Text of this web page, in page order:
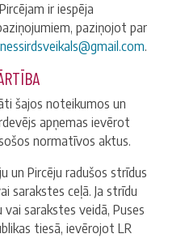
ir iespēja
paziņojot par
.
šajos noteikumos un
apņemas ievērot
normatīvos aktus.
un Pircēju radušos strīdus
sarakstes ceļā. Ja strīdu
sarakstes veidā, Puses
tiesā, ievērojot LR